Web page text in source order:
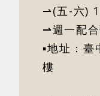
⇀(五-六)
⇀週一配
▪地址：
樓